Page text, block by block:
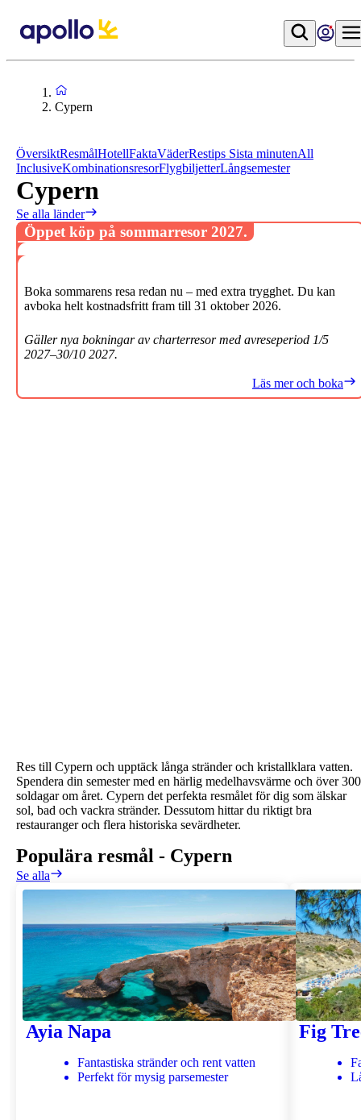
Cypern
ÖversiktResmålHotellFaktaVäderRestips Sista minutenAll
InclusiveKombinationsresorFlygbiljetterLångsemester
Cypern
Se alla länder
Öppet köp på sommarresor 2027.
Boka sommarens resa redan nu – med extra trygghet. Du kan
avboka helt kostnadsfritt fram till 31 oktober 2026.
Gäller nya bokningar av charterresor med avreseperiod 1/5
2027–30/10 2027.
Läs mer och boka
Res till Cypern och upptäck långa stränder och kristallklara vatten.
Spendera din semester med en härlig medelhavsvärme och över 300
soldagar om året. Cypern det perfekta resmålet för dig som älskar
sol, bad och vackra stränder. Dessutom hittar du riktigt bra
restauranger och flera historiska sevärdheter.
Populära resmål - Cypern
Se alla
Ayia Napa
Fantastiska stränder och rent vatten
Perfekt för mysig parsemester
Fig